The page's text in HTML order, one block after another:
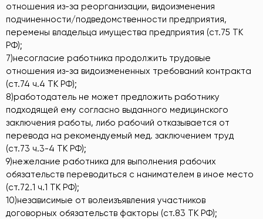
отношения из-за реорганизации, видоизменения
подчиненности/подведомственности предприятия,
перемены владельца имущества предприятия (ст.75 ТК
РФ);
7)несогласие работника продолжить трудовые
отношения из-за видоизмененных требований контракта
(ст.74 ч.4 ТК РФ);
8)работодатель не может предложить работнику
подходящей ему согласно выданного медицинского
заключения работы, либо рабочий отказывается от
перевода на рекомендуемый мед. заключением труд
(ст.73 ч.3-4 ТК РФ);
9)нежелание работника для выполнения рабочих
обязательств переводиться с нанимателем в иное место
(ст.72.1 ч.1 ТК РФ);
10)независимые от волеизъявления участников
договорных обязательств факторы (ст.83 ТК РФ);